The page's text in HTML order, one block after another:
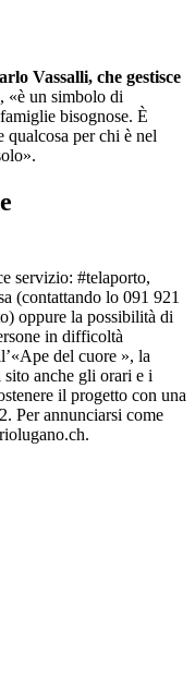
Vassalli, che gestisce
, «è un simbolo di
bisognose. È
per chi è nel
servizio: #telaporto,
(contattando lo 091 921
oppure la possibilità di
in difficoltà
del cuore », la
sito anche gli orari e i
il progetto con una
Per annunciarsi come